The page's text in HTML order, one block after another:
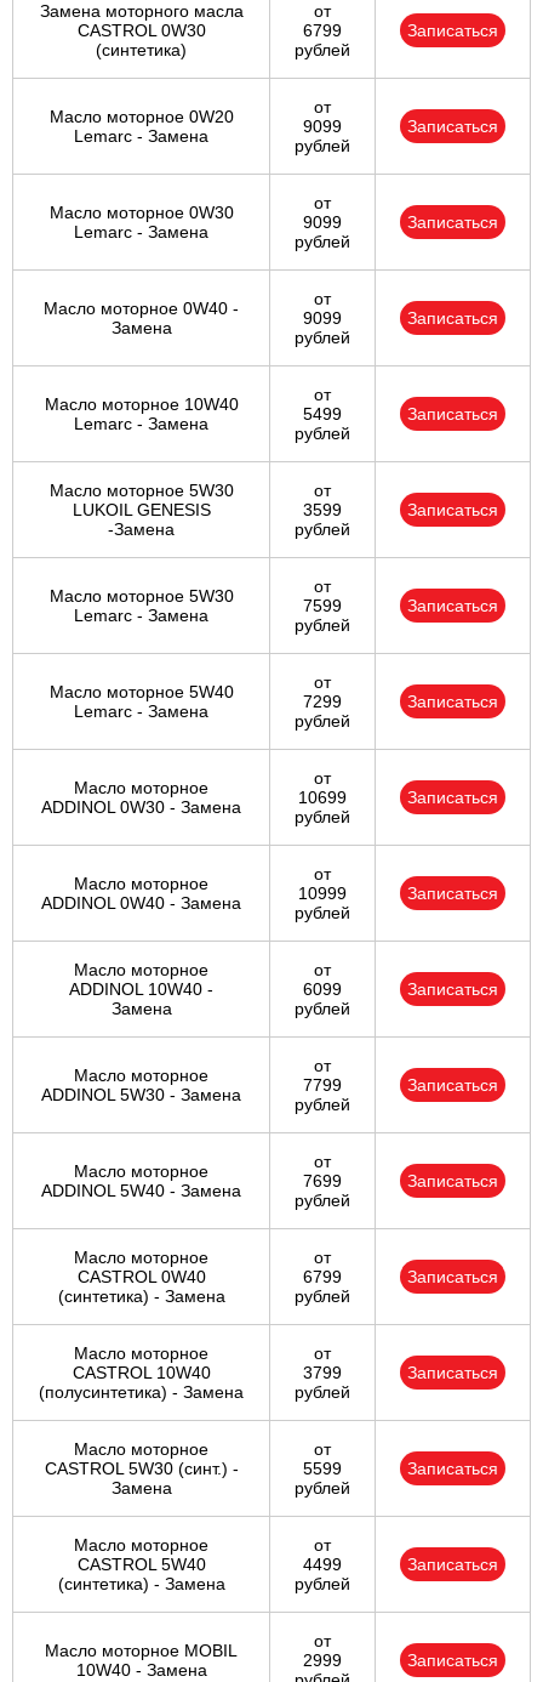
Замена моторного масла
CASTROL 0W30
(синтетика)
от
6799
рублей
Записаться
Масло моторное 0W20
Lemarc - Замена
от
9099
рублей
Записаться
Масло моторное 0W30
Lemarc - Замена
от
9099
рублей
Записаться
Масло моторное 0W40 -
Замена
от
9099
рублей
Записаться
Масло моторное 10W40
Lemarc - Замена
от
5499
рублей
Записаться
Масло моторное 5W30
LUKOIL GENESIS
-Замена
от
3599
рублей
Записаться
Масло моторное 5W30
Lemarc - Замена
от
7599
рублей
Записаться
Масло моторное 5W40
Lemarc - Замена
от
7299
рублей
Записаться
Масло моторное
ADDINOL 0W30 - Замена
от
10699
рублей
Записаться
Масло моторное
ADDINOL 0W40 - Замена
от
10999
рублей
Записаться
Масло моторное
ADDINOL 10W40 -
Замена
от
6099
рублей
Записаться
Масло моторное
ADDINOL 5W30 - Замена
от
7799
рублей
Записаться
Масло моторное
ADDINOL 5W40 - Замена
от
7699
рублей
Записаться
Масло моторное
CASTROL 0W40
(синтетика) - Замена
от
6799
рублей
Записаться
Масло моторное
CASTROL 10W40
(полусинтетика) - Замена
от
3799
рублей
Записаться
Масло моторное
CASTROL 5W30 (синт.) -
Замена
от
5599
рублей
Записаться
Масло моторное
CASTROL 5W40
(синтетика) - Замена
от
4499
рублей
Записаться
Масло моторное MOBIL
10W40 - Замена
от
2999
Записаться